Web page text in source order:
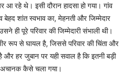
रहे थे। इसी दौरान हादसा हो गया। गांव
बेहद शांत स्वभाव का, मेहनती और जिम्मेदार
ही पूरे परिवार की जिम्मेदारी संभाली थी।
रूप से घायल है, जिससे परिवार की चिंता और
हर जुबान पर यही सवाल है कि इतनी बड़ी
अचानक कैसे चला गया।